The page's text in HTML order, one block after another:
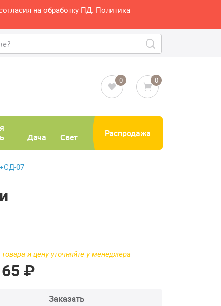
на обработку ПД. Политика
0 0
Дача Свет Распродажа
07
и цену уточняйте у менеджера
₽
Заказать